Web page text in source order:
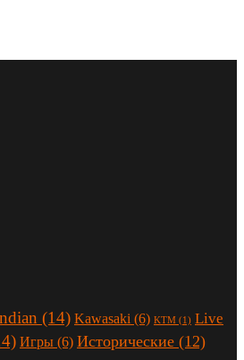
(14) Kawasaki (6) KTM (1) Live
Игры (6) Исторические (12)